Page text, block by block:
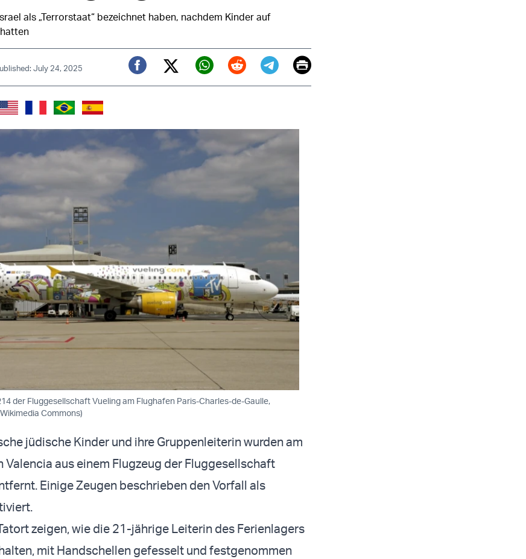
als „Terrorstaat“ bezeichnet haben, nachdem Kinder auf
July 24, 2025
Facebook
Twitter (X)
Whatsapp
RedditTelegram
EmailPrint
der Fluggesellschaft Vueling am Flughafen Paris-Charles-de-Gaulle,
Commons)
jüdische Kinder und ihre Gruppenleiterin wurden am
aus einem Flugzeug der Fluggesellschaft
Einige Zeugen beschrieben den Vorfall als
zeigen, wie die 21-jährige Leiterin des Ferienlagers
mit Handschellen gefesselt und festgenommen